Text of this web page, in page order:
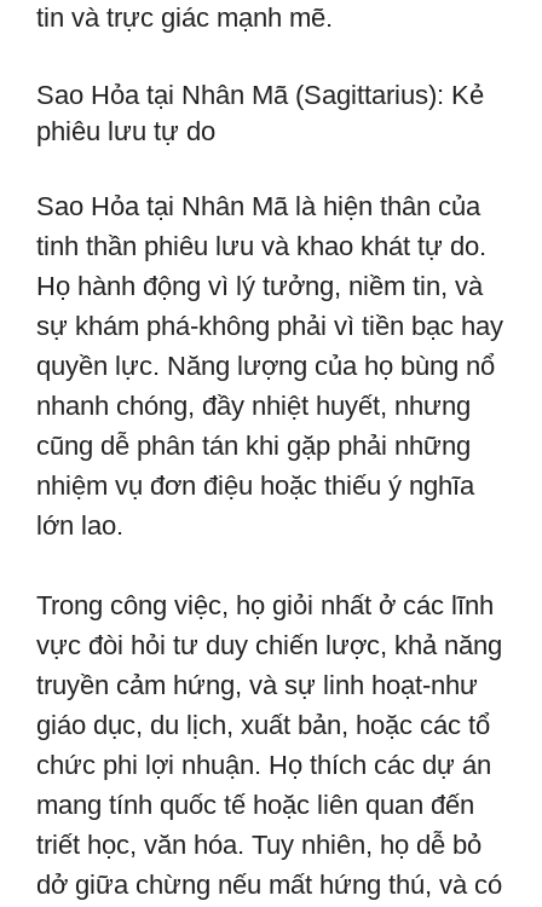
tin và trực giác mạnh mẽ.
Sao Hỏa tại Nhân Mã (Sagittarius): Kẻ
phiêu lưu tự do
Sao Hỏa tại Nhân Mã là hiện thân của
tinh thần phiêu lưu và khao khát tự do.
Họ hành động vì lý tưởng, niềm tin, và
sự khám phá-không phải vì tiền bạc hay
quyền lực. Năng lượng của họ bùng nổ
nhanh chóng, đầy nhiệt huyết, nhưng
cũng dễ phân tán khi gặp phải những
nhiệm vụ đơn điệu hoặc thiếu ý nghĩa
lớn lao.
Trong công việc, họ giỏi nhất ở các lĩnh
vực đòi hỏi tư duy chiến lược, khả năng
truyền cảm hứng, và sự linh hoạt-như
giáo dục, du lịch, xuất bản, hoặc các tổ
chức phi lợi nhuận. Họ thích các dự án
mang tính quốc tế hoặc liên quan đến
triết học, văn hóa. Tuy nhiên, họ dễ bỏ
dở giữa chừng nếu mất hứng thú, và có